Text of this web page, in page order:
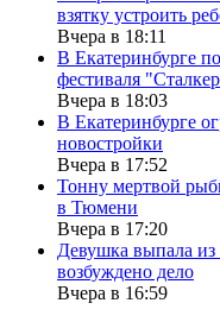
взятку устроить
Вчера в 18:11
В Екатеринбурге
фестиваля
Вчера в 18:03
В Екатеринбурге
новостройки
Вчера в 17:52
Тонну мертвой
в Тюмени
Вчера в 17:20
Девушка выпала
возбуждено дело
Вчера в 16:59